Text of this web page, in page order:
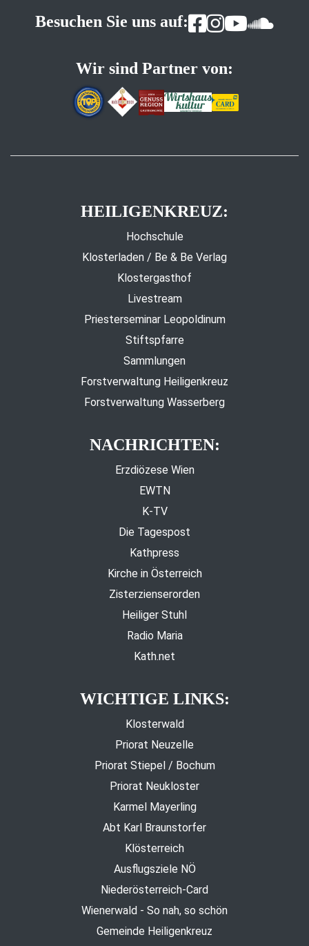
Besuchen Sie uns auf:
Wir sind Partner von:
HEILIGENKREUZ:
Hochschule
Klosterladen / Be & Be Verlag
Klostergasthof
Livestream
Priesterseminar Leopoldinum
Stiftspfarre
Sammlungen
Forstverwaltung Heiligenkreuz
Forstverwaltung Wasserberg
NACHRICHTEN:
Erzdiözese Wien
EWTN
K-TV
Die Tagespost
Kathpress
Kirche in Österreich
Zisterzienserorden
Heiliger Stuhl
Radio Maria
Kath.net
WICHTIGE LINKS:
Klosterwald
Priorat Neuzelle
Priorat Stiepel / Bochum
Priorat Neukloster
Karmel Mayerling
Abt Karl Braunstorfer
Klösterreich
Ausflugsziele NÖ
Niederösterreich-Card
Wienerwald - So nah, so schön
Gemeinde Heiligenkreuz